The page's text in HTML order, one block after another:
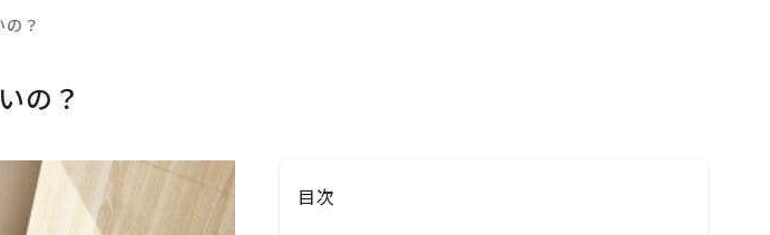
？
の？
目次